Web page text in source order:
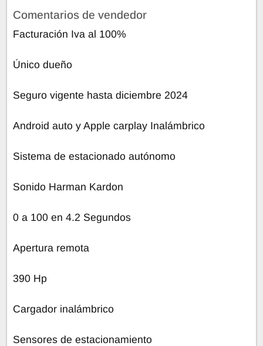
Comentarios de vendedor
Facturación Iva al 100%
Único dueño
Seguro vigente hasta diciembre 2024
Android auto y Apple carplay Inalámbrico
Sistema de estacionado autónomo
Sonido Harman Kardon
0 a 100 en 4.2 Segundos
Apertura remota
390 Hp
Cargador inalámbrico
Sensores de estacionamiento